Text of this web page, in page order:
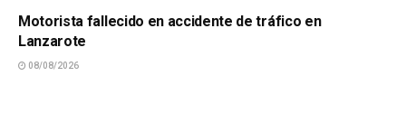
Motorista fallecido en accidente de tráfico en
Lanzarote
08/08/2026